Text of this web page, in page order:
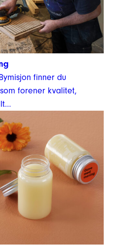
finner du
forener kvalitet,